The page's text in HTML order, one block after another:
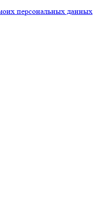
персональных данных